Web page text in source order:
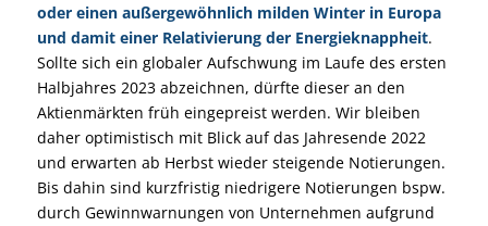
oder einen außergewöhnlich milden Winter in Europa
und damit einer Relativierung der Energieknappheit.
Sollte sich ein globaler Aufschwung im Laufe des ersten
Halbjahres 2023 abzeichnen, dürfte dieser an den
Aktienmärkten früh eingepreist werden. Wir bleiben
daher optimistisch mit Blick auf das Jahresende 2022
und erwarten ab Herbst wieder steigende Notierungen.
Bis dahin sind kurzfristig niedrigere Notierungen bspw.
durch Gewinnwarnungen von Unternehmen aufgrund